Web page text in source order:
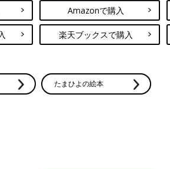
ンティアだし、大変なことももちろん多
るものもすごく多いと思います。
ている方がいたら、ぜひ引き受けてみて
Amazonで購入
楽天ブックスで購入
たまひよの絵本